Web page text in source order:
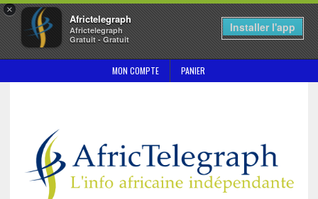
×
Africtelegraph
Africtelegraph
Gratuit - Gratuit
Installer l'app
MON COMPTE PANIER